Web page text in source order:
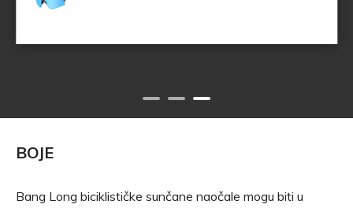
BOJE
Bang Long biciklističke sunčane naočale mogu biti u